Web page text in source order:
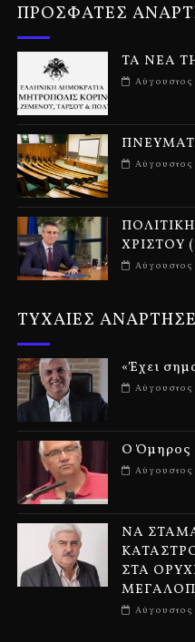
ΠΡΟΣΦΑΤΕΣ
ΤΑ ΝΕΑ
Αύγουστος
Αύγουστος
ΧΡΙΣΤΟΥ
Αύγουστος
ΤΥΧΑΙΕΣ
«Έχει
Αύγουστος
Ο Όμηρος
Αύγουστος
ΝΑ
ΣΤΑ
Αύγουστος